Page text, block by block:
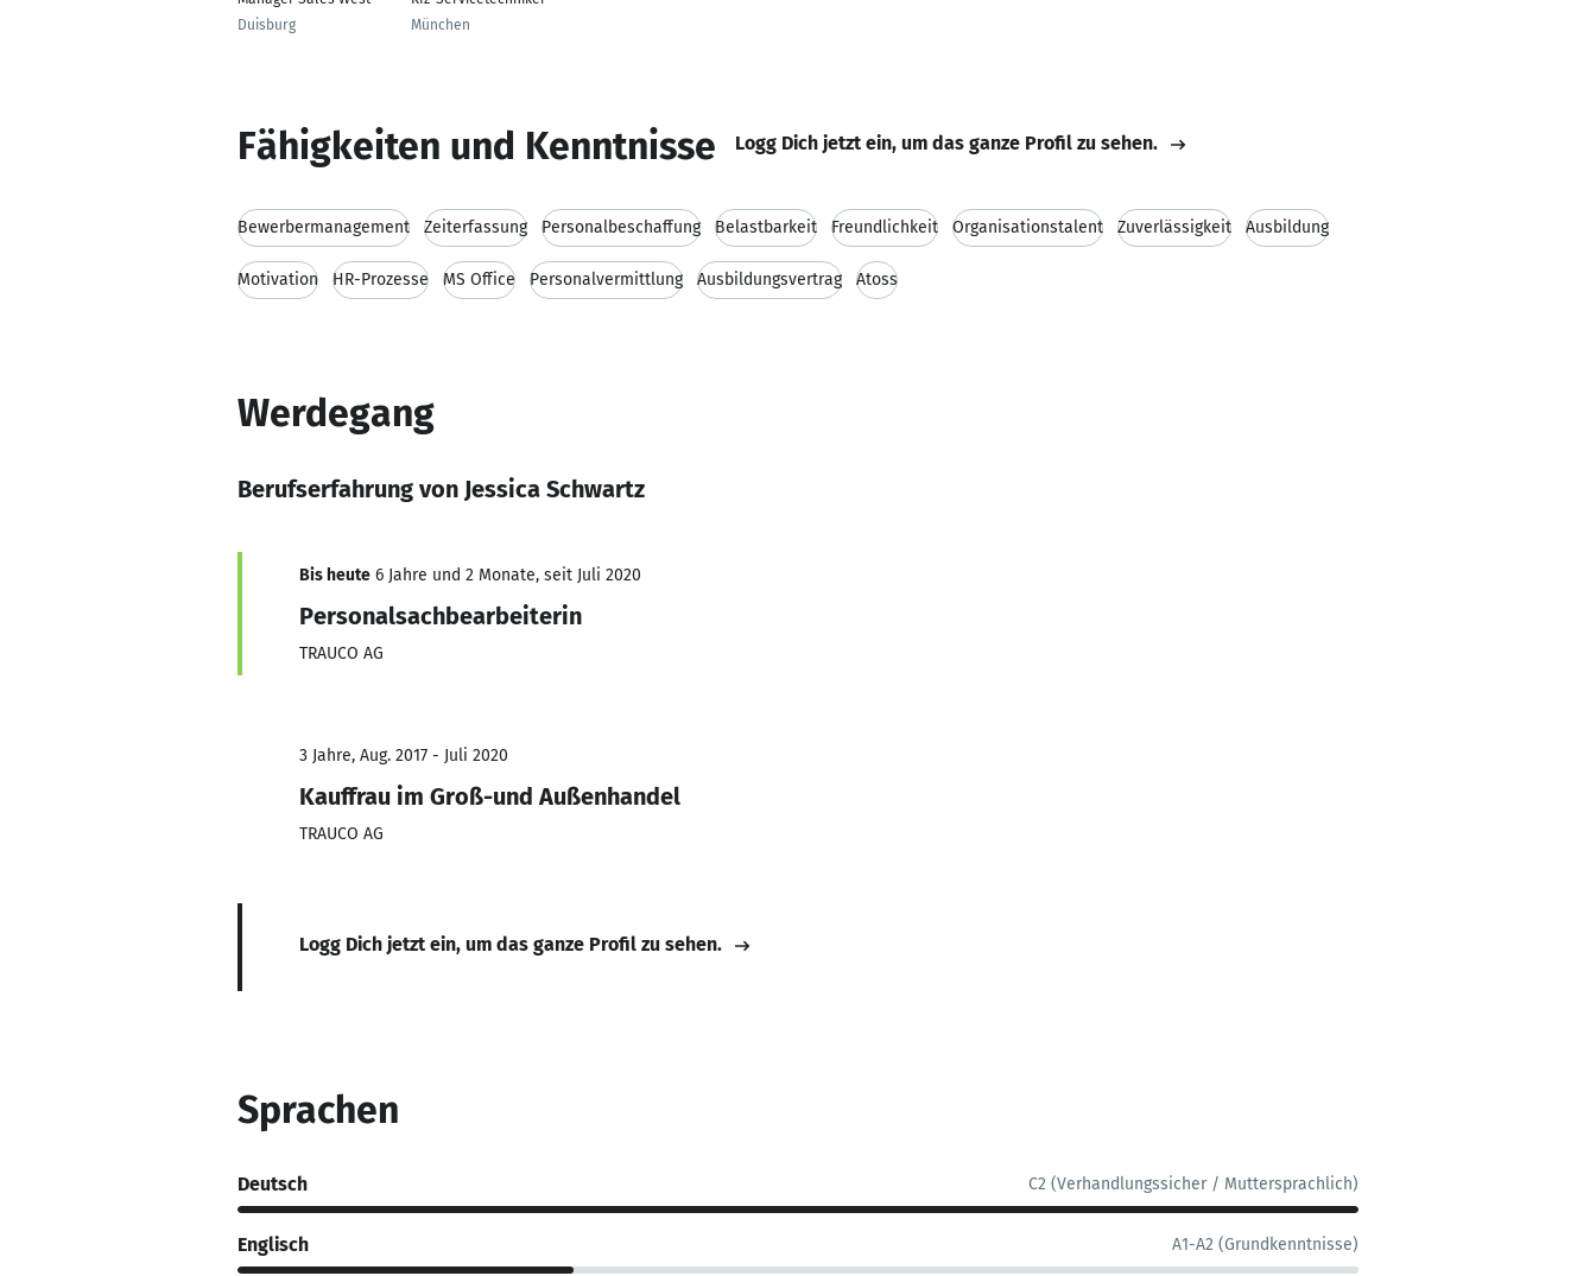
Duisburg
München
Fähigkeiten und Kenntnisse Logg Dich jetzt ein, um das ganze Profil zu sehen.
Bewerbermanagement Zeiterfassung Personalbeschaffung Belastbarkeit Freundlichkeit Organisationstalent Zuverlässigkeit Ausbildung
Motivation HR-Prozesse MS Office Personalvermittlung Ausbildungsvertrag Atoss
Werdegang
Berufserfahrung von Jessica Schwartz
Bis heute 6 Jahre und 2 Monate, seit Juli 2020
Personalsachbearbeiterin
TRAUCO AG
3 Jahre, Aug. 2017 - Juli 2020
Kauffrau im Groß-und Außenhandel
TRAUCO AG
Logg Dich jetzt ein, um das ganze Profil zu sehen.
Sprachen
Deutsch C2 (Verhandlungssicher / Muttersprachlich)
Englisch A1-A2 (Grundkenntnisse)